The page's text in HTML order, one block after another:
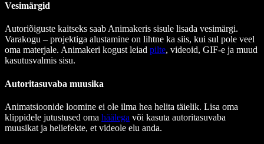
Vesimärgid
Autoriõiguste kaitseks saab Animakeris sisule lisada vesimärgi.
Varakogu – projektiga alustamine on lihtne ka siis, kui sul pole veel
oma materjale. Animakeri kogust leiad pilte, videoid, GIF-e ja muud
kasutusvalmis sisu.
Autoritasuvaba muusika
Animatsioonide loomine ei ole ilma hea helita täielik. Lisa oma
klippidele jutustused oma häälega või kasuta autoritasuvaba
muusikat ja heliefekte, et videole elu anda.